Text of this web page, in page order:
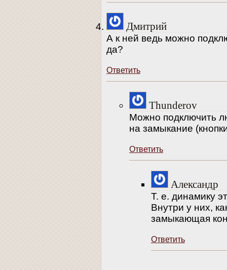
Дмитрий
А к ней ведь можно
да?
Ответить
Thunderov
Можно подключить
на замыкание
Ответить
Александр
Т. е. динамику
Внутри у них,
замыкающая
Ответить